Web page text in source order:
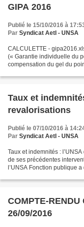
GIPA 2016
Publié le 15/10/2016 à
Par Syndicat AetI - UNSA
CALCULETTE -
(« Garantie individuelle du
compensation du gel du
Taux et
revalorisations
Publié le 07/10/2016 à
Par Syndicat AetI - UNSA
Taux et indemnités :
de ses précédentes
l’UNSA Fonction publique
COMPTE-
26/09/2016